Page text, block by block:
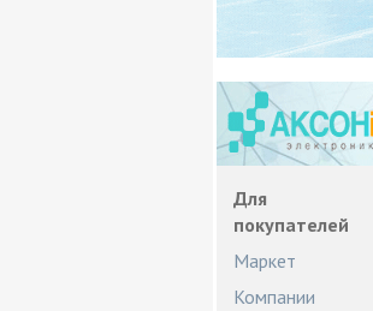
Для
покупателей
Маркет
Компании